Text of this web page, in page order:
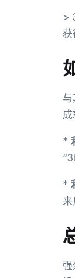
>
获
成
*
*